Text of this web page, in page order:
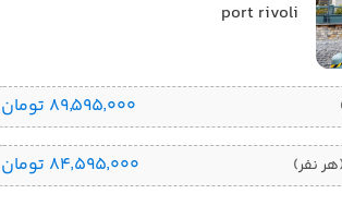
port rivoli
۸۹٬۵۹۵٬۰۰۰ تومان
نفر) ۸۴٬۵۹۵٬۰۰۰ تومان